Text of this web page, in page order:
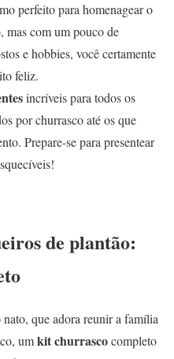
perfeito para homenagear o
mas com um pouco de
e hobbies, você certamente
feliz.
incríveis para todos os
por churrasco até os que
Prepare-se para presentear
de plantão:
nato, que adora reunir a família
umkit churrascocompleto